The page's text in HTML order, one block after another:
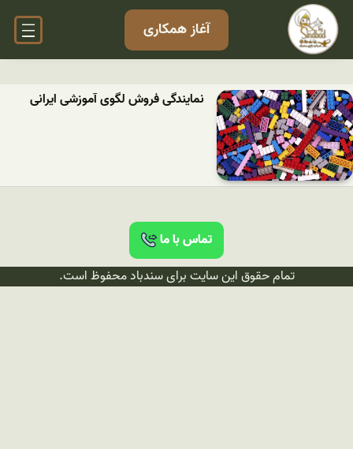
آغاز همکاری
نمایندگی فروش لگوی آموزشی ایرانی
تماس با ما
تمام حقوق این سایت برای سندباد محفوظ است.